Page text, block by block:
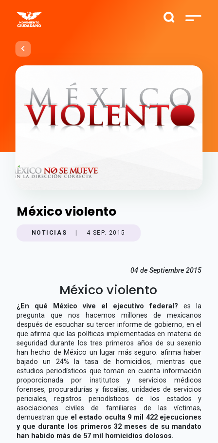
México violento
NOTICIAS 4 SEP. 2015
04 de Septiembre 2015
México violento
¿En qué México vive el ejecutivo federal? es la
pregunta que nos hacemos millones de mexicanos
después de escuchar su tercer informe de gobierno, en el
que afirma que las políticas implementadas en materia de
seguridad durante los tres primeros años de su sexenio
han hecho de México un lugar más seguro: afirma haber
bajado un 24% la tasa de homicidios, mientras que
estudios periodísticos que toman en cuenta información
proporcionada por institutos y servicios médicos
forenses, procuradurías y fiscalías, unidades de servicios
periciales, registros periodísticos de los estados y
asociaciones civiles de familiares de las víctimas,
demuestran que el estado oculta 9 mil 422 ejecuciones
y que durante los primeros 32 meses de su mandato
han habido más de 57 mil homicidios dolosos.